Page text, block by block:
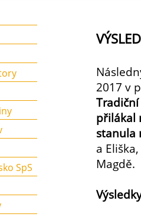
2017 v
přilákal
stanula
a
Magdě.
SpS